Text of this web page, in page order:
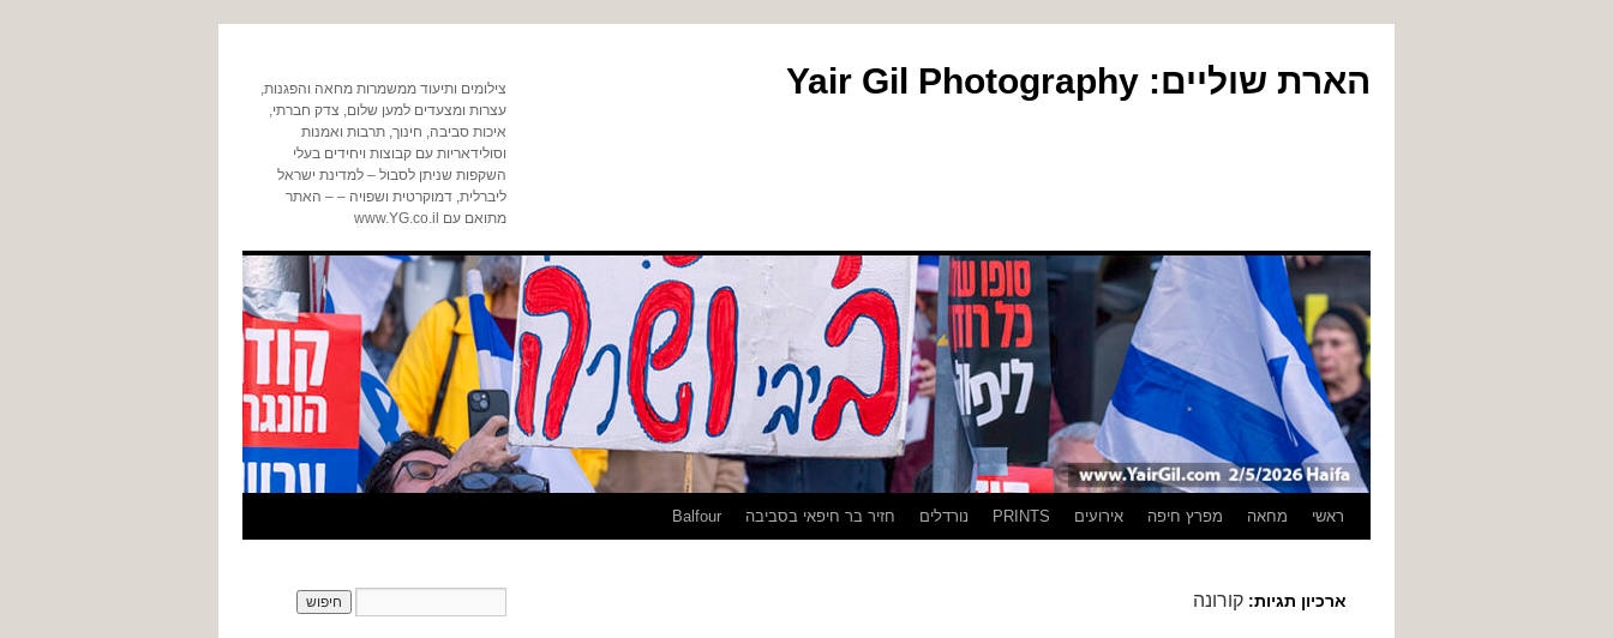
הארת שוליים: Yair Gil Photography
צילומים ותיעוד ממשמרות מחאה והפגנות,
עצרות ומצעדים למען שלום, צדק חברתי,
איכות סביבה, חינוך, תרבות ואמנות
וסולידאריות עם קבוצות ויחידים בעלי
השקפות שניתן לסבול – למדינת ישראל
ליברלית, דמוקרטית ושפויה – – האתר
מתואם עם www.YG.co.il
לדלגראשי מחאה מפרץ חיפה אירועים PRINTS נורדלים חזיר בר חיפאי בסביבה Balfour
ארכיון תגיות: קורונה